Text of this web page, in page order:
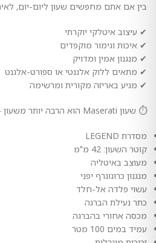
בין אם אתם מחפשים שעון ליום-יום,
✔ עיצוב איטלקי יוקרתי
✔ איכות וגימור מוקפדים
✔ מנגנון אמין ומדויק
✔ מתאים ללוק אלגנטי או ספורט-אלגנט
✔ מגיע באריזה מקורית ומרשימה
⏱️ שעון Maserati הוא הרבה יותר משעון — הוא הצהרת סטייל.
מסדרת LEGEND
קוטר השעון: 42 מ"מ
מעוצב באיטליה
מנגנון כרונוגרף יפני
עשוי פלדה אל-חלד
כתר נעילת הברגה
מכסה אחורי בהברגה
עמיד במים 100 מטר